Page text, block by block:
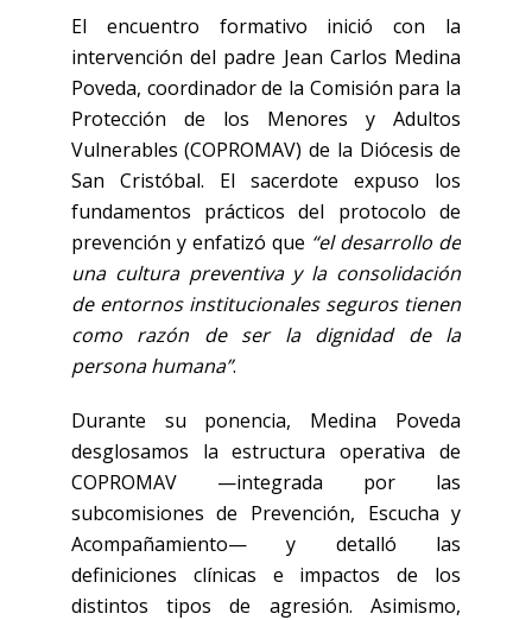
El encuentro formativo inició con la
intervención del padre Jean Carlos Medina
Poveda, coordinador de la Comisión para la
Protección de los Menores y Adultos
Vulnerables (COPROMAV) de la Diócesis de
San Cristóbal. El sacerdote expuso los
fundamentos prácticos del protocolo de
prevención y enfatizó que “el desarrollo de
una cultura preventiva y la consolidación
de entornos institucionales seguros tienen
como razón de ser la dignidad de la
persona humana”.
Durante su ponencia, Medina Poveda
desglosamos la estructura operativa de
COPROMAV —integrada por las
subcomisiones de Prevención, Escucha y
Acompañamiento— y detalló las
definiciones clínicas e impactos de los
distintos tipos de agresión. Asimismo,